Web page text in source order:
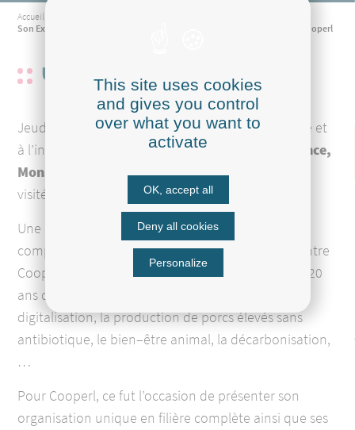
Accueil
Son Excellence, Monsieur l'Ambassadeur de Chine en France a visité la Cooperl
UNE VISITE ENRICHISSANTE
Jeudi dernier, à l’occasion de sa visite en Bretagne et
à l’initiative du Président de Région,
Son Excellence,
Monsieur l'Ambassadeur de Chine en France
visité la Cooperl.
Une belle occasion pour l’Ambassadeur de
comprendre la force des liens qui ont été tissés entre
Cooperl et ses partenaires chinois depuis plus de 20
ans dans les domaines de la génétique, la
digitalisation, la production de porcs élevés sans
antibiotique, le bien–être animal, la décarbonisation,
…
Pour Cooperl, ce fut l’occasion de présenter son
organisation unique en filière complète ainsi que ses
This site uses cookies
and gives you control
over what you want to
activate
OK, accept all
Deny all cookies
Personalize